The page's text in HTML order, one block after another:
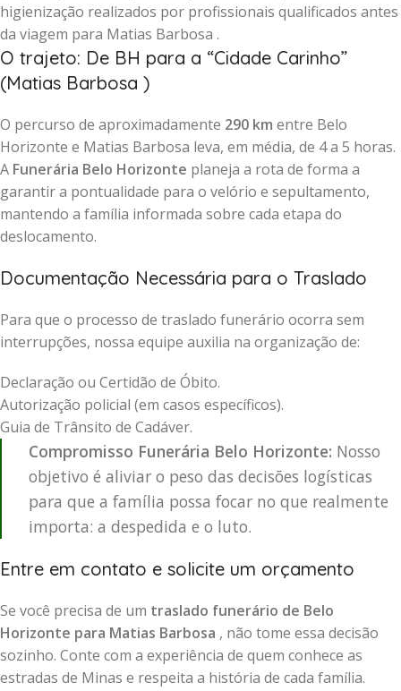
higienização realizados por profissionais qualificados antes
da viagem para Matias Barbosa .
O trajeto: De BH para a “Cidade Carinho”
(Matias Barbosa )
O percurso de aproximadamente 290 km entre Belo
Horizonte e Matias Barbosa leva, em média, de 4 a 5 horas.
A Funerária Belo Horizonte planeja a rota de forma a
garantir a pontualidade para o velório e sepultamento,
mantendo a família informada sobre cada etapa do
deslocamento.
Documentação Necessária para o Traslado
Para que o processo de traslado funerário ocorra sem
interrupções, nossa equipe auxilia na organização de:
Declaração ou Certidão de Óbito.
Autorização policial (em casos específicos).
Guia de Trânsito de Cadáver.
Compromisso Funerária Belo Horizonte: Nosso
objetivo é aliviar o peso das decisões logísticas
para que a família possa focar no que realmente
importa: a despedida e o luto.
Entre em contato e solicite um orçamento
Se você precisa de um traslado funerário de Belo
Horizonte para Matias Barbosa , não tome essa decisão
sozinho. Conte com a experiência de quem conhece as
estradas de Minas e respeita a história de cada família.